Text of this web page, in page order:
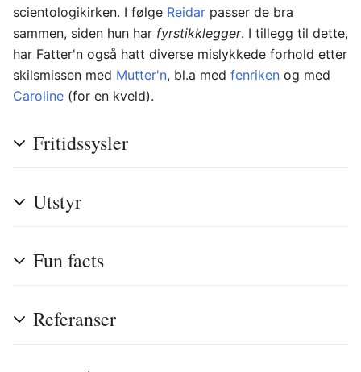
scientologikirken. I følge Reidar passer de bra
sammen, siden hun har fyrstikklegger. I tillegg til dette,
har Fatter'n også hatt diverse mislykkede forhold etter
skilsmissen med Mutter'n, bl.a med fenriken og med
Caroline (for en kveld).
Fritidssysler
Utstyr
Fun facts
Referanser